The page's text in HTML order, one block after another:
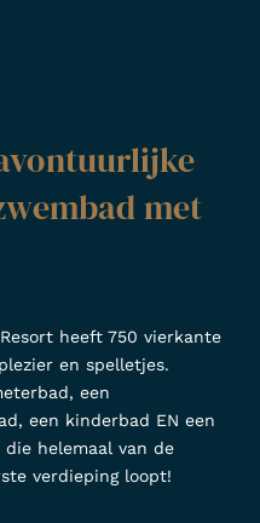
met
heeft 750 vierkante
en spelletjes.
een
een kinderbad EN een
helemaal van de
verdieping loopt!